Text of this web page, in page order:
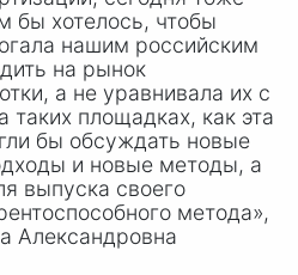
бы хотелось, чтобы
нашим российским
на рынок
а не уравнивала их с
площадках, как эта
бы обсуждать новые
и новые методы, а
выпуска своего
метода»,
Александровна